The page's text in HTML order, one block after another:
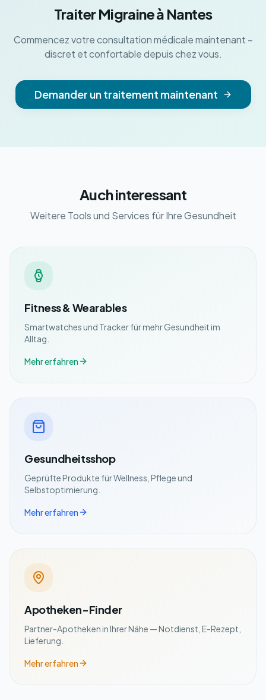
Traiter Migraine à Nantes
Commencez votre consultation médicale maintenant –
discret et confortable depuis chez vous.
Demander un traitement maintenant
Auch interessant
Weitere Tools und Services für Ihre Gesundheit
Fitness & Wearables
Smartwatches und Tracker für mehr Gesundheit im
Alltag.
Mehr erfahren
Gesundheitsshop
Geprüfte Produkte für Wellness, Pflege und
Selbstoptimierung.
Mehr erfahren
Apotheken-Finder
Partner-Apotheken in Ihrer Nähe — Notdienst, E-Rezept,
Lieferung.
Mehr erfahren